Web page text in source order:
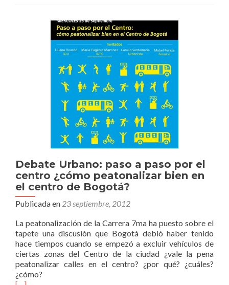
Bogotá?
Debate Urbano: paso a paso por el
centro ¿cómo peatonalizar bien en
el centro de Bogotá?
Publicada en 23 septiembre, 2012
La peatonalización de la Carrera 7ma ha puesto sobre el
tapete una discusión que Bogotá debió haber tenido
hace tiempos cuando se empezó a excluir vehículos de
ciertas zonas del Centro de la ciudad ¿vale la pena
peatonalizar calles en el centro? ¿por qué? ¿cuáles?
¿cómo?